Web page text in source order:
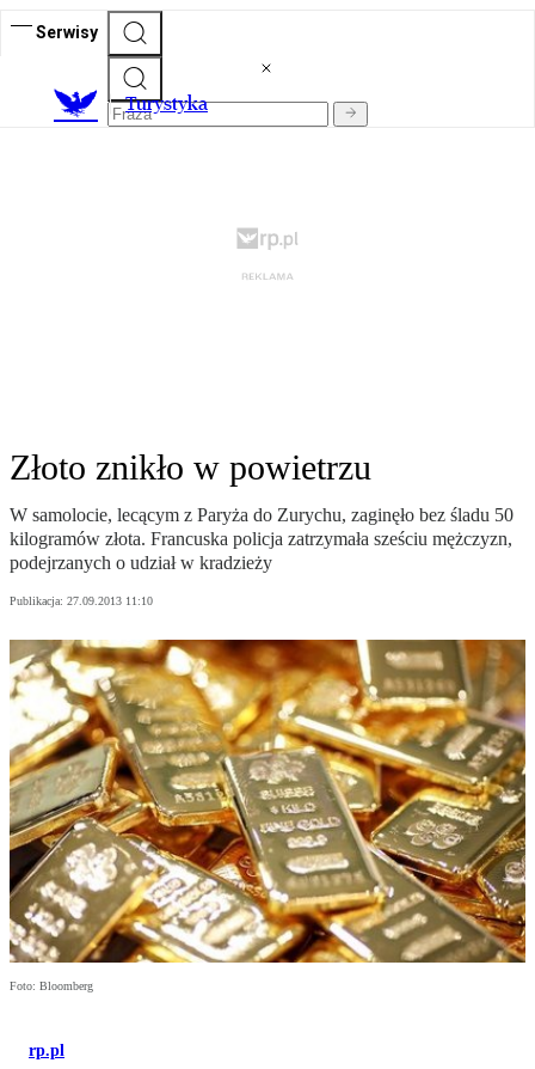
Serwisy
Turystyka
Złoto znikło w powietrzu
W samolocie, lecącym z Paryża do Zurychu, zaginęło bez śladu 50
kilogramów złota. Francuska policja zatrzymała sześciu mężczyzn,
podejrzanych o udział w kradzieży
Publikacja: 27.09.2013 11:10
Foto: Bloomberg
rp.pl